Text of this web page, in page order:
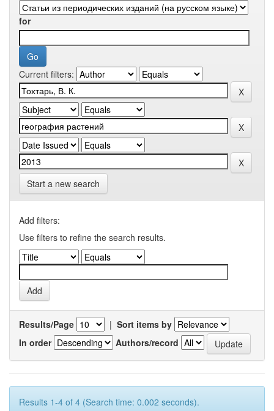
for
Current filters:
Start a new search
Add filters:
Use filters to refine the search results.
Results/Page | Sort items by
In order
Authors/record
Results 1-4 of 4 (Search time: 0.002 seconds).